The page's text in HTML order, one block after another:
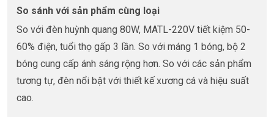
So sánh với sản phẩm cùng loại
So với đèn huỳnh quang 80W, MATL-220V tiết kiệm 50-
60% điện, tuổi thọ gấp 3 lần. So với máng 1 bóng, bộ 2
bóng cung cấp ánh sáng rộng hơn. So với các sản phẩm
tương tự, đèn nổi bật với thiết kế xương cá và hiệu suất
cao.